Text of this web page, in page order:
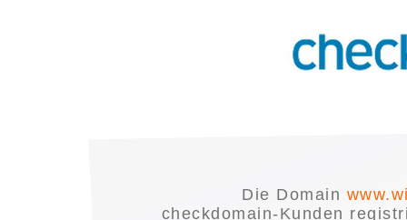
Die Domain
checkdomain-Kunden